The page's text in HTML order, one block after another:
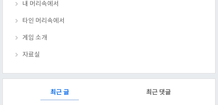
내 머리속에서
타인 머리속에서
게임 소개
자료실
최근 글 최근 댓글